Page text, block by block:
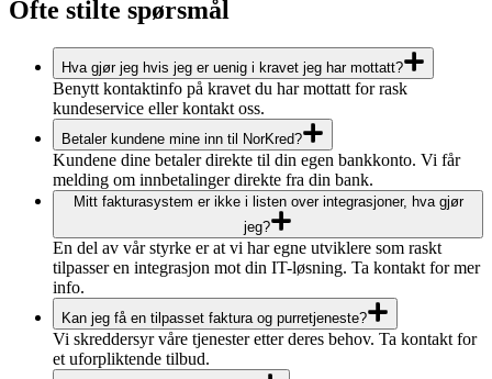
Ofte stilte spørsmål
Hva gjør jeg hvis jeg er uenig i kravet jeg har mottatt?
Benytt kontaktinfo på kravet du har mottatt for rask
kundeservice eller kontakt oss.
Betaler kundene mine inn til NorKred?
Kundene dine betaler direkte til din egen bankkonto. Vi får
melding om innbetalinger direkte fra din bank.
Mitt fakturasystem er ikke i listen over integrasjoner, hva gjør
jeg?
En del av vår styrke er at vi har egne utviklere som raskt
tilpasser en integrasjon mot din IT-løsning. Ta kontakt for mer
info.
Kan jeg få en tilpasset faktura og purretjeneste?
Vi skreddersyr våre tjenester etter deres behov. Ta kontakt for
et uforpliktende tilbud.